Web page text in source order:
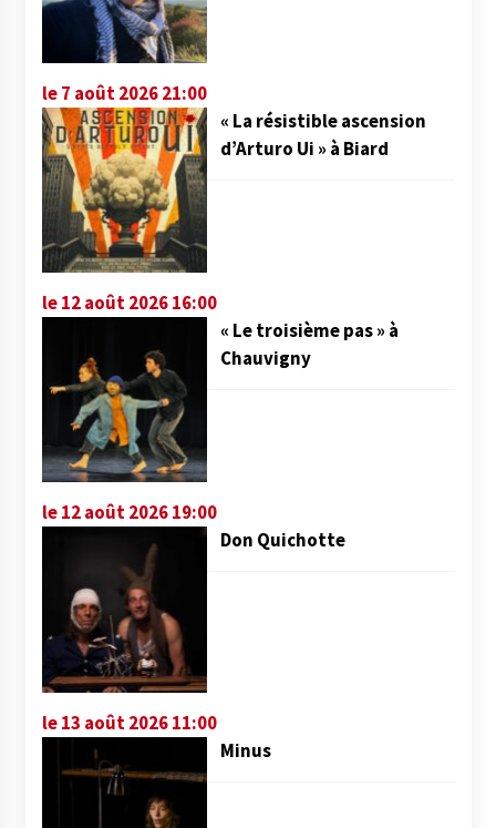
le 7 août 2026 21:00
« La résistible ascension
d’Arturo Ui » à Biard
le 12 août 2026 16:00
« Le troisième pas » à
Chauvigny
le 12 août 2026 19:00
Don Quichotte
le 13 août 2026 11:00
Minus